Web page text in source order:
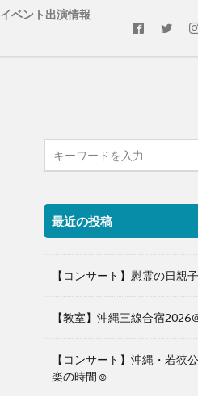
イベント出演情報
最近の投稿
【コンサート】慰霊の日親
【教室】沖縄三線合宿2026
【コンサート】沖縄・若狭
楽の時間☺️